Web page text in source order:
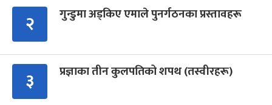
२ गुन्डुमा अड्किए एमाले पुनर्गठनका प्रस्तावहरू
३ प्रज्ञाका तीन कुलपतिको शपथ (तस्वीरहरू)